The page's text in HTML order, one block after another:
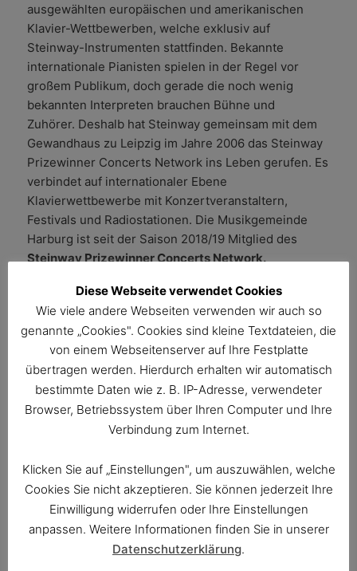
ausgewählten europäischen und amerikanischen
Klavier-Wettbewerben, welche exklusiv auf
Steinway-Instrumenten stattfinden. Bekannte
internationale Pianisten spielen in der Regel vor
großem Publikum, doch gerade die noch wenig
bekannten Interpreten brauchen Bühne und
Zuhörer. Deshalb hat Steinway gemeinsam mit dem
Gewandhaus zu Leipzig im Jahre 2006 das Steinway
Prizewinner Concerts Network ins Leben gerufen. Es
verbindet auf internationaler Ebene
Klavierwettbewerbe mit Konzertveranstaltern,
Festivals und Radiostationen. Die Musikgemeinde
Harburg ist seit der Saison 2018/19 Mitglied des
Steinway Prizewinner Concerts Network.
Der 1986 in Peking geboreneJingge Yanerhielt
bereits mit vier Jahren Klavierunterricht. Von 2007
bis 2011 studierte er am Oberlin Conservatory in
Ohio (USA) unter Peter Takacs und schloss dort mit
dem Bachelor für Klavier und Orgel ab. Danach setzte
er seine Ausbildung am Mozarteum in Salzburg bei
Pavel Gililov fort. Jingge Yan gewann bereits
mehrere Wettbewerbe in seiner Heimat China, so
Competition und die Gulangyu International Piano
Competition. Er wurde zudem mit dem Rudolf Serkin
Prize des Oberlin Conservatory ausgezeichnet, der
regelmäßig an den talentiertesten Juniorstudenten
verliehen wird. Jingge Yan gewann 2011 den 1. Preis
Diese Webseite verwendet Cookies
Wie viele andere Webseiten verwenden wir auch so
genannte „Cookies". Cookies sind kleine Textdateien, die
von einem Webseitenserver auf Ihre Festplatte
übertragen werden. Hierdurch erhalten wir automatisch
bestimmte Daten wie z. B. IP-Adresse, verwendeter
Browser, Betriebssystem über Ihren Computer und Ihre
Verbindung zum Internet.
Klicken Sie auf „Einstellungen", um auszuwählen, welche
Cookies Sie nicht akzeptieren. Sie können jederzeit Ihre
Einwilligung widerrufen oder Ihre Einstellungen
anpassen. Weitere Informationen finden Sie in unserer
Datenschutzerklärung.